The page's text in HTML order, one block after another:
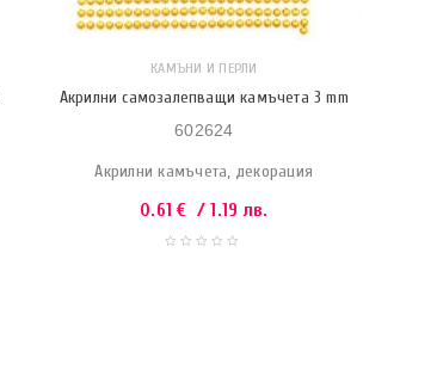
КАМЪНИ И ПЕРЛИ
Акрилни самозалепващи камъчета 3 mm
602624
Акрилни камъчета, декорация
0.61€ / 1.19 лв.